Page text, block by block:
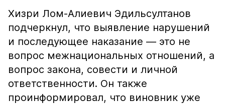
Хизри Лом-Алиевич Эдильсултанов
подчеркнул, что выявление нарушений
и последующее наказание — это не
вопрос межнациональных отношений, а
вопрос закона, совести и личной
ответственности. Он также
проинформировал, что виновник уже